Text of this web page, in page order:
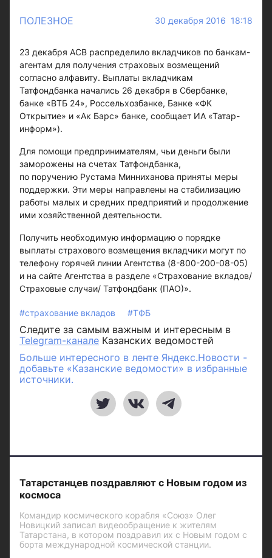
ПОЛЕЗНОЕ 30 декабря 2016 18:18
23 декабря АСВ распределило вкладчиков по банкам-
агентам для получения страховых возмещений
согласно алфавиту. Выплаты вкладчикам
Татфондбанка начались 26 декабря в Сбербанке,
банке «ВТБ 24», Россельхозбанке, Банке «ФК
Открытие» и «Ак Барс» банке, сообщает ИА «Татар-
информ»).
Для помощи предпринимателям, чьи деньги были
заморожены на счетах Татфондбанка,
по поручению Рустама Минниханова приняты меры
поддержки. Эти меры направлены на стабилизацию
работы малых и средних предприятий и продолжение
ими хозяйственной деятельности.
Получить необходимую информацию о порядке
выплаты страхового возмещения вкладчики могут по
телефону горячей линии Агентства (8-800-200-08-05)
и на сайте Агентства в разделе «Страхование вкладов/
Страховые случаи/ Татфондбанк (ПАО)».
#страхование вкладов #ТФБ
Следите за самым важным и интересным в
Telegram-канале Казанских ведомостей
Больше интересного в ленте Яндекс.Новости -
добавьте «Казанские ведомости» в избранные
источники.
Татарстанцев поздравляют с Новым годом из
космоса
Командир космического корабля «Союз» Олег
Новицкий записал видеообращение к жителям
Татарстана, в котором поздравил их с Новым годом с
борта международной космической станции.